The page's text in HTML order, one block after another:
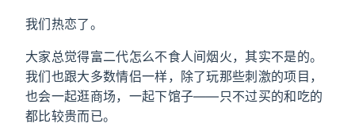
我们热恋了。
大家总觉得富二代怎么不食人间烟火，其实不是的。
我们也跟大多数情侣一样，除了玩那些刺激的项目，
也会一起逛商场，一起下馆子——只不过买的和吃的
都比较贵而已。